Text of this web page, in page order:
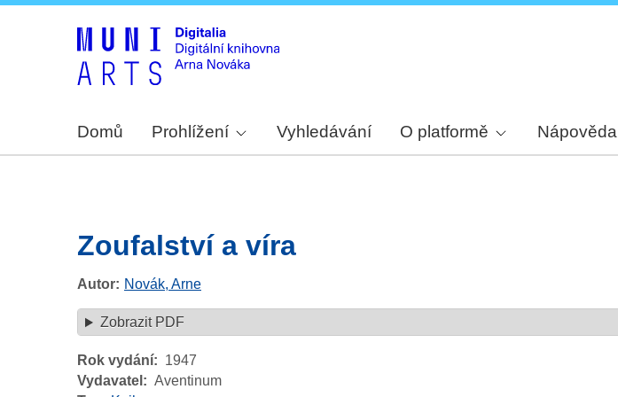
Domů Prohlížení Vyhledávání O platformě Nápověda
Zoufalství a víra
Autor Novák, Arne
Zobrazit PDF
Rok vydání
1947
Vydavatel
Aventinum